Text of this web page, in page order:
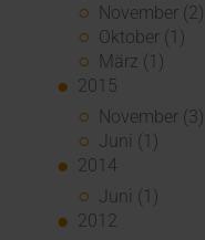
November (2)
Oktober (1)
März (1)
2015
November (3)
Juni (1)
2014
Juni (1)
2012